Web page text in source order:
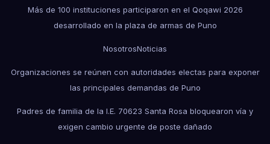
Más de 100 instituciones participaron en el Qoqawi 2026
desarrollado en la plaza de armas de Puno
NosotrosNoticias
Organizaciones se reúnen con autoridades electas para exponer
las principales demandas de Puno
Padres de familia de la I.E. 70623 Santa Rosa bloquearon vía y
exigen cambio urgente de poste dañado